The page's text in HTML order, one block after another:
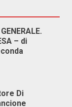
– di
Di